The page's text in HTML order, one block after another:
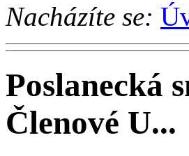
Nacházíte se:
Poslanecká
Členové U...